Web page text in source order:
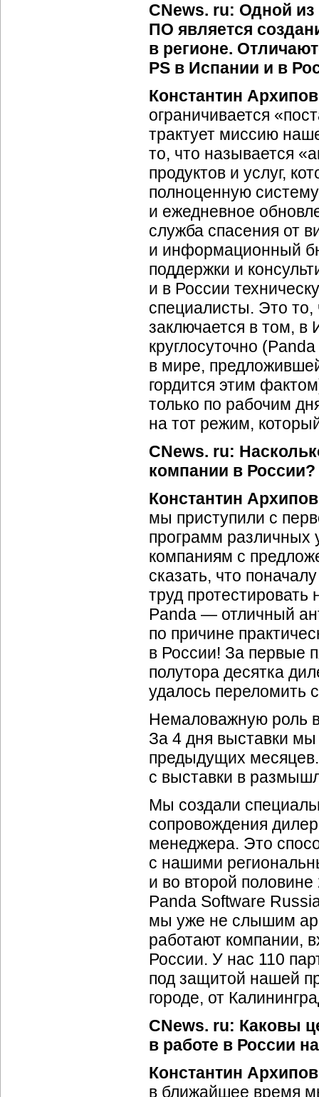
CNews. ru: Одной
ПО является
в регионе.
PS в Испании и в
Константин
ограничивается
трактует миссию
то, что называется
продуктов и услуг,
полноценную
и ежедневное
служба спасения от
и информационный
поддержки и
и в России
специалисты. Это то,
заключается в том, в
круглосуточно
в мире,
гордится этим
только по рабочим
на тот режим,
CNews. ru:
компании в России?
Константин
мы приступили с
программ
компаниям с
сказать, что
труд
Panda — отличный
по причине
в России! За первые
полутора десятка
удалось переломить
Немаловажную роль
За 4 дня выставки мы
предыдущих
с выставки в
Мы создали
сопровождения
менеджера. Это
с нашими
и во второй
Panda Software
мы уже не слышим
работают компании,
России. У нас 110
под защитой нашей
городе, от
CNews. ru: Каковы
в работе в России
Константин
в ближайшее время